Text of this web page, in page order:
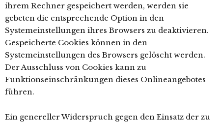
ihrem Rechner gespeichert werden, werden sie
gebeten die entsprechende Option in den
Systemeinstellungen ihres Browsers zu deaktivieren.
Gespeicherte Cookies können in den
Systemeinstellungen des Browsers gelöscht werden.
Der Ausschluss von Cookies kann zu
Funktionseinschränkungen dieses Onlineangebotes
führen.
Ein genereller Widerspruch gegen den Einsatz der zu